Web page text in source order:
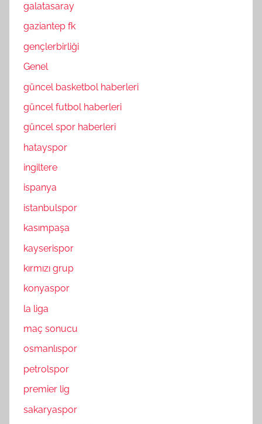
galatasaray
gaziantep fk
gençlerbirliği
Genel
güncel basketbol haberleri
güncel futbol haberleri
güncel spor haberleri
hatayspor
ingiltere
ispanya
istanbulspor
kasımpaşa
kayserispor
kırmızı grup
konyaspor
la liga
maç sonucu
osmanlıspor
petrolspor
premier lig
sakaryaspor